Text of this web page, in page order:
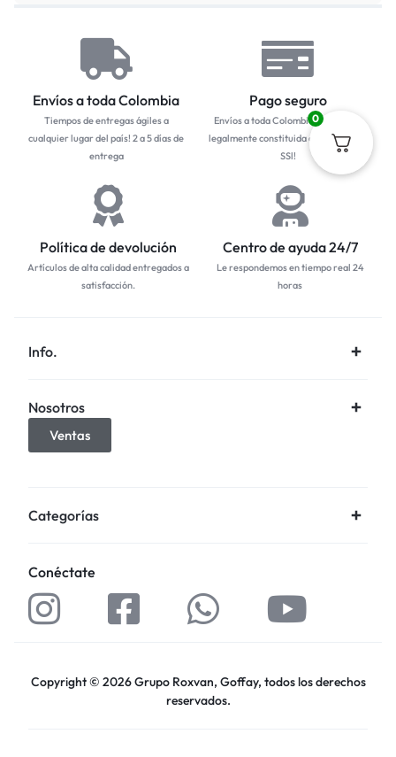
Envíos a toda Colombia
Tiempos de entregas ágiles a
cualquier lugar del país! 2 a 5 días de
entrega
Pago seguro
Envíos a toda Colombia... Empresa
legalmente constituida con protocolo
SSl!
Política de devolución
Artículos de alta calidad entregados a
satisfacción.
Centro de ayuda 24/7
Le respondemos en tiempo real 24
horas
Info.
Nosotros
Ventas
Categorías
Conéctate
Copyright © 2026 Grupo Roxvan, Goffay, todos los derechos
reservados.
0